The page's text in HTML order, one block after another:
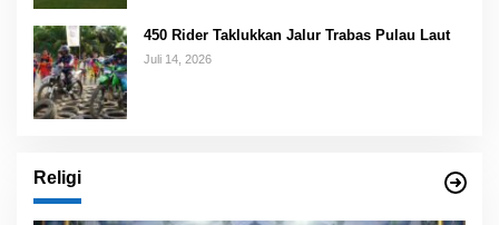
450 Rider Taklukkan Jalur Trabas Pulau Laut
Juli 14, 2026
Religi